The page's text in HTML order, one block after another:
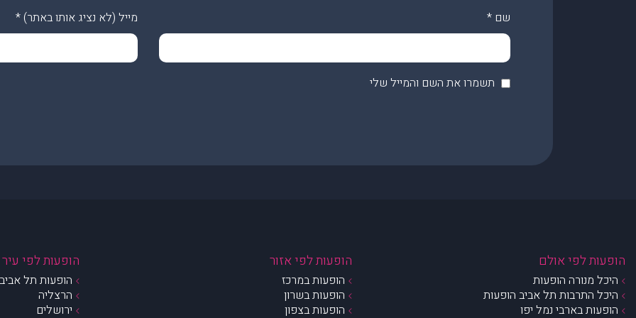
שם * מייל (לא נציג אותו באתר) *
תשמרו את השם והמייל שלי
הופעות לפי אולם
היכל מנורה הופעות
היכל התרבות תל אביב הופעות
הופעות בארבי נמל יפו
הופעות לפי אזור
הופעות במרכז
הופעות בשרון
הופעות בצפון
הופעות לפי עיר
הופעות תל
הרצליה
ירושלים